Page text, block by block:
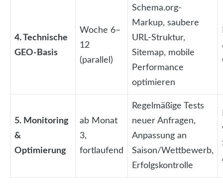
4. Technische
GEO-Basis
Woche 6–
12
(parallel)
Schema.org-
Markup, saubere
URL-Struktur,
Sitemap, mobile
Performance
optimieren
5. Monitoring
&
Optimierung
ab Monat
3,
fortlaufend
Regelmäßige Tests
neuer Anfragen,
Anpassung an
Saison/Wettbewerb,
Erfolgskontrolle